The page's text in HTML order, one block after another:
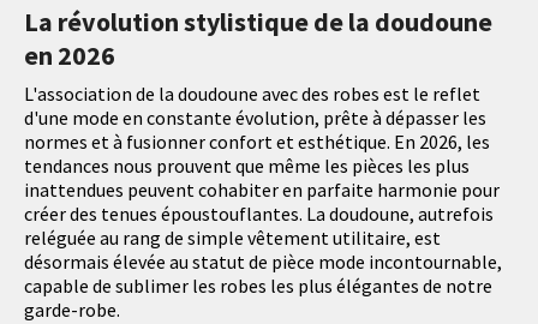
La révolution stylistique de la doudoune
en 2026
L'association de la doudoune avec des robes est le reflet
d'une mode en constante évolution, prête à dépasser les
normes et à fusionner confort et esthétique. En 2026, les
tendances nous prouvent que même les pièces les plus
inattendues peuvent cohabiter en parfaite harmonie pour
créer des tenues époustouflantes. La doudoune, autrefois
reléguée au rang de simple vêtement utilitaire, est
désormais élevée au statut de pièce mode incontournable,
capable de sublimer les robes les plus élégantes de notre
garde-robe.